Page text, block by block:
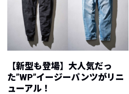
【新型も登場】大人気だっ
た”WP”イージーパンツがリニ
ューアル！